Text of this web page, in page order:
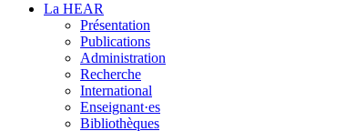
La HEAR
Présentation
Publications
Administration
Recherche
International
Enseignant·es
Bibliothèques